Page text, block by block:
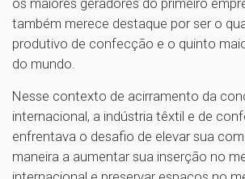
os maiores geradores do primeiro
também merece destaque por ser o
produtivo de confecção e o quinto
do mundo.
Nesse contexto de acirramento da
internacional, a indústria têxtil e de
enfrentava o desafio de elevar sua
maneira a aumentar sua inserção no